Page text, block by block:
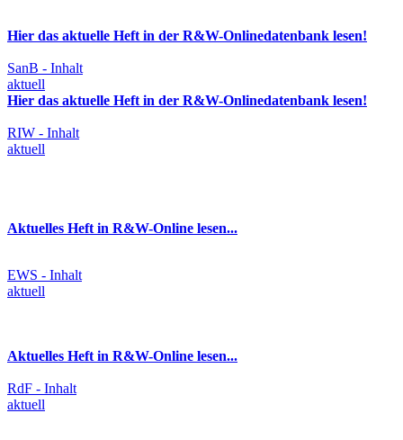
Hier das aktuelle Heft in der R&W-Onlinedatenbank lesen!
SanB - Inhalt
aktuell
Hier das aktuelle Heft in der R&W-Onlinedatenbank lesen!
RIW - Inhalt
aktuell
Aktuelles Heft in R&W-Online lesen...
EWS - Inhalt
aktuell
Aktuelles Heft in R&W-Online lesen...
RdF - Inhalt
aktuell